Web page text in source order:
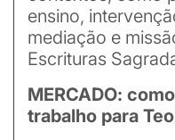
ensino,
mediação e
Escrituras
MERCADO:
trabalho para